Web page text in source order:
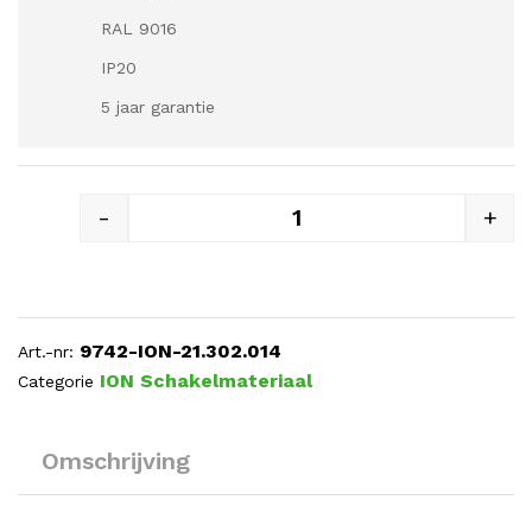
RAL 9016
IP20
5 jaar garantie
ION INDUSTRIES |
- +
Art.-nr: 9742-ION-21.302.014
Categorie ION Schakelmateriaal
Omschrijving